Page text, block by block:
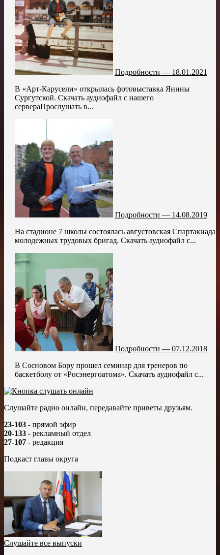
Подробности — 18.01.2021
В «Арт-Карусели» открылась фотовыставка Янины
Сургутской. Скачать аудиофайл с нашего
сервераПрослушать в...
Подробности — 14.08.2019
На стадионе 7 школы состоялась августовская Спартакиада
молодежных трудовых бригад. Скачать аудиофайл с...
Подробности — 07.12.2018
В Сосновом Бору прошел семинар для тренеров по
баскетболу от «Росэнергоатома». Скачать аудиофайл с...
Слушайте радио онлайн, передавайте приветы друзьям.
23-103 - прямой эфир
20-133 - рекламный отдел
27-107 - редакция
Подкаст главы округа
Слушайте все выпуски